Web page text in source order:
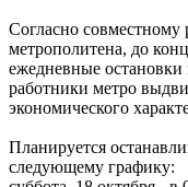
Согласно
метрополитена, до
ежедневные остановки
работники метро
экономического
Планируется
следующему графику: